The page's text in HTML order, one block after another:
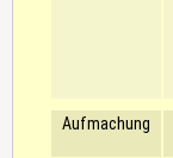
Aufmachung